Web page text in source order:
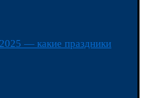
— какие праздники